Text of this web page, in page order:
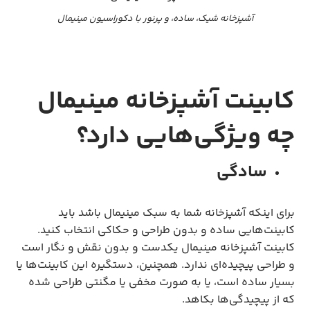
آشپزخانه شیک، ساده، و پرنور با دکوراسیون مینیمال
کابینت آشپزخانه مینیمال
چه ویژگی‌هایی دارد؟
سادگی
برای اینکه آشپزخانه شما به سبک مینیمال باشد باید
کابینت‌هایی ساده و بدون طراحی و حکاکی انتخاب کنید.
کابینت آشپزخانه مینیمال یکدست و بدون نقش و نگار است
و طراحی پیچیده‌ای ندارد. همچنین، دستگیره این کابینت‌ها یا
بسیار ساده است، یا به صورت مخفی یا مگنتی طراحی شده
که از پیچیدگی‌ها بکاهد.